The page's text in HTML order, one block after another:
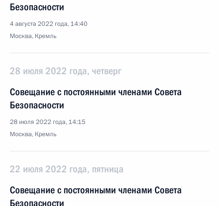
Безопасности
4 августа 2022 года, 14:40
Москва, Кремль
28 июля 2022 года, четверг
Совещание с постоянными членами Совета
Безопасности
28 июля 2022 года, 14:15
Москва, Кремль
22 июля 2022 года, пятница
Совещание с постоянными членами Совета
Безопасности